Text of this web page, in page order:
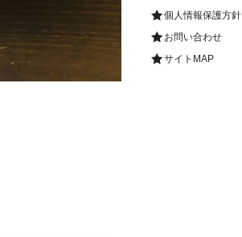
個人情報保護方針
お問い合わせ
サイトMAP